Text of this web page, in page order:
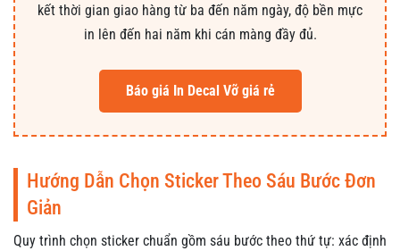
kết thời gian giao hàng từ ba đến năm ngày, độ bền mực
in lên đến hai năm khi cán màng đầy đủ.
Báo giá In Decal Vỡ giá rẻ
Hướng Dẫn Chọn Sticker Theo Sáu Bước Đơn
Giản
Quy trình chọn sticker chuẩn gồm sáu bước theo thứ tự: xác định